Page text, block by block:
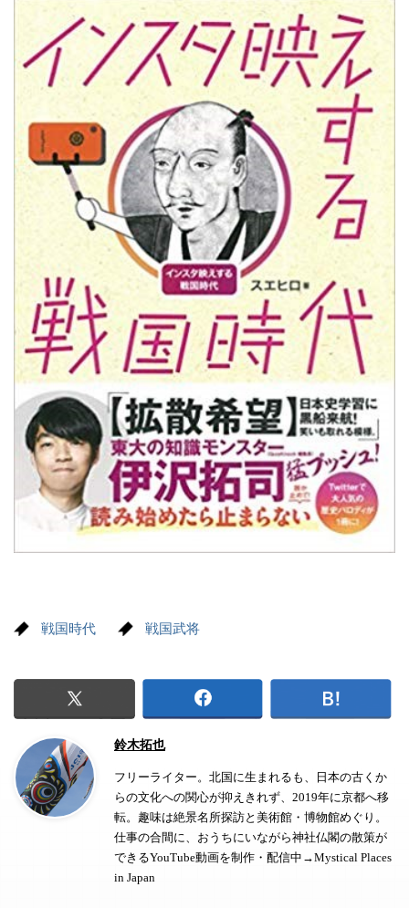
戦国時代 戦国武将
鈴木拓也
フリーライター。北国に生まれるも、日本の古くか
らの文化への関心が抑えきれず、2019年に京都へ移
転。趣味は絶景名所探訪と美術館・博物館めぐり。
仕事の合間に、おうちにいながら神社仏閣の散策が
できるYouTube動画を制作・配信中→Mystical Places
in Japan